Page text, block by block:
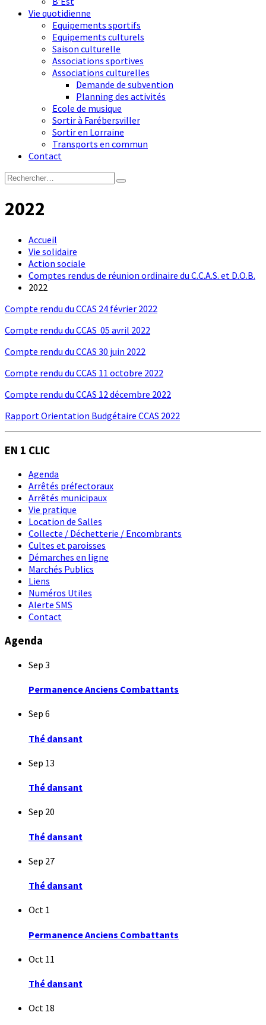
Vie quotidienne
Equipements sportifs
Equipements culturels
Saison culturelle
Associations sportives
Associations culturelles
Demande de subvention
Planning des activités
Ecole de musique
Sortir à Farébersviller
Sortir en Lorraine
Transports en commun
Contact
2022
Accueil
Vie solidaire
Action sociale
Comptes rendus de réunion ordinaire du C.C.A.S. et D.O.B.
2022
Compte rendu du CCAS 24 février 2022
Compte rendu du CCAS 05 avril 2022
Compte rendu du CCAS 30 juin 2022
Compte rendu du CCAS 11 octobre 2022
Compte rendu du CCAS 12 décembre 2022
Rapport Orientation Budgétaire CCAS 2022
EN 1 CLIC
Agenda
Arrêtés préfectoraux
Arrêtés municipaux
Vie pratique
Location de Salles
Collecte / Déchetterie / Encombrants
Cultes et paroisses
Démarches en ligne
Marchés Publics
Liens
Numéros Utiles
Alerte SMS
Contact
Agenda
Sep 3
Permanence Anciens Combattants
Sep 6
Thé dansant
Sep 13
Thé dansant
Sep 20
Thé dansant
Sep 27
Thé dansant
Oct 1
Permanence Anciens Combattants
Oct 11
Thé dansant
Oct 18